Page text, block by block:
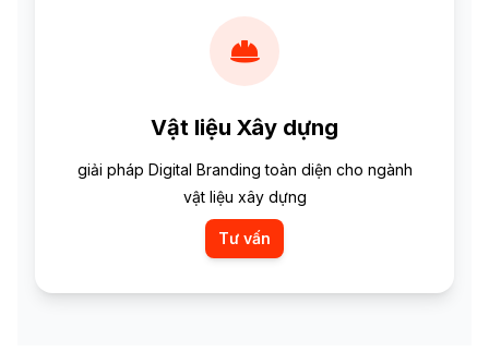
Vật liệu Xây dựng
giải pháp Digital Branding toàn diện cho ngành
vật liệu xây dựng
Tư vấn